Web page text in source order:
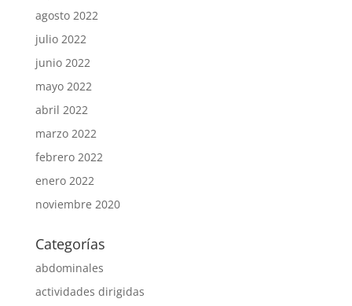
agosto 2022
julio 2022
junio 2022
mayo 2022
abril 2022
marzo 2022
febrero 2022
enero 2022
noviembre 2020
Categorías
abdominales
actividades dirigidas